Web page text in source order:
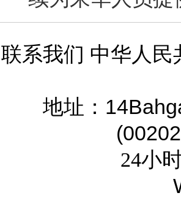
联系我们 中华人
地址：
24小